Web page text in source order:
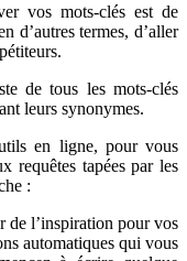
vos mots-clés est de
d’autres termes, d’aller
de tous les mots-clés
leurs synonymes.
en ligne, pour vous
requêtes tapées par les
:
de l’inspiration pour vos
automatiques qui vous